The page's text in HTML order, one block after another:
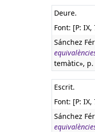
Deure.
Font: [P: IX,
Sánchez
temàtic», p.
Escrit.
Font: [P: IX,
Sánchez